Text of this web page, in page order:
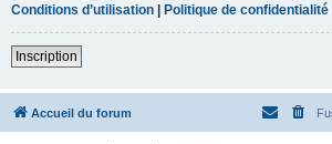
Conditions d’utilisation | Politique de confidentialité
Inscription
Accueil du forum